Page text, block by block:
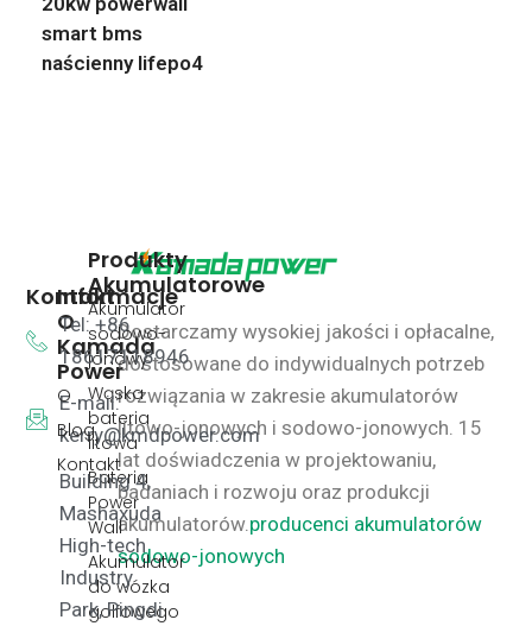
smart bms
naścienny lifepo4
Dostarczamy wysokiej jakości i opłacalne,
dostosowane do indywidualnych potrzeb
rozwiązania w zakresie akumulatorów
litowo-jonowych i sodowo-jonowych. 15
lat doświadczenia w projektowaniu,
badaniach i rozwoju oraz produkcji
akumulatorów.producenci akumulatorów
sodowo-jonowych
Produkty
Akumulatorowe
Akumulator
sodowo-
jonowy
Wąska
bateria
litowa
Bateria
Power
Wall
Akumulator
do wózka
golfowego
Informacje
O
Kamada
Power
O
Blog
Kontakt
Kontakt
Tel: +86
18617118946
E-mail:
kerry@kmdpower.com
Building 4,
Mashaxuda
High-tech
Industry
Park, Pingdi